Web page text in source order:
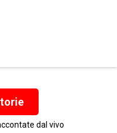
dal vivo